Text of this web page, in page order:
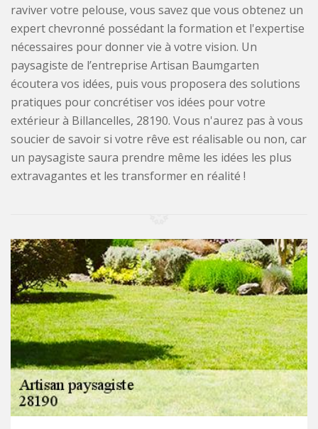
raviver votre pelouse, vous savez que vous obtenez un
expert chevronné possédant la formation et l'expertise
nécessaires pour donner vie à votre vision. Un
paysagiste de l’entreprise Artisan Baumgarten
écoutera vos idées, puis vous proposera des solutions
pratiques pour concrétiser vos idées pour votre
extérieur à Billancelles, 28190. Vous n'aurez pas à vous
soucier de savoir si votre rêve est réalisable ou non, car
un paysagiste saura prendre même les idées les plus
extravagantes et les transformer en réalité !